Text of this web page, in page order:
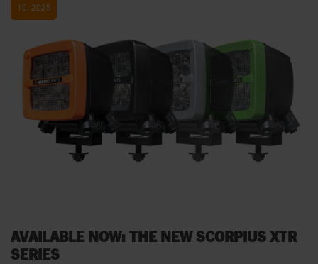
10, 2025
AVAILABLE NOW: THE NEW SCORPIUS XTR
SERIES